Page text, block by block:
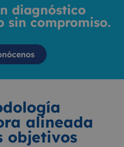
diagnóstico
sin compromiso.
alineada
objetivos